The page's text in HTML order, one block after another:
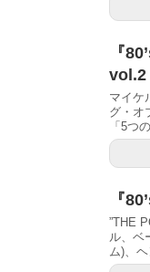
『
vol.2
マイケ
グ・オ
「5つ
『
”THE
ル、ベ
ム)、